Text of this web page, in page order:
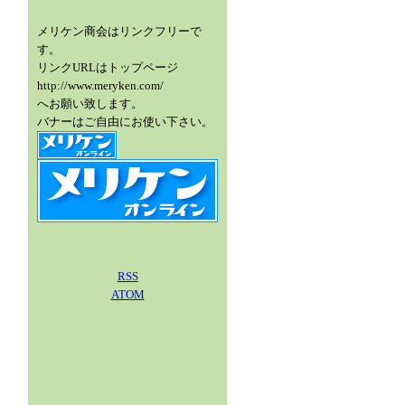
メリケン商会はリンクフリーで
す。
リンクURLはトップページ
http://www.meryken.com/
へお願い致します。
バナーはご自由にお使い下さい。
RSS
ATOM